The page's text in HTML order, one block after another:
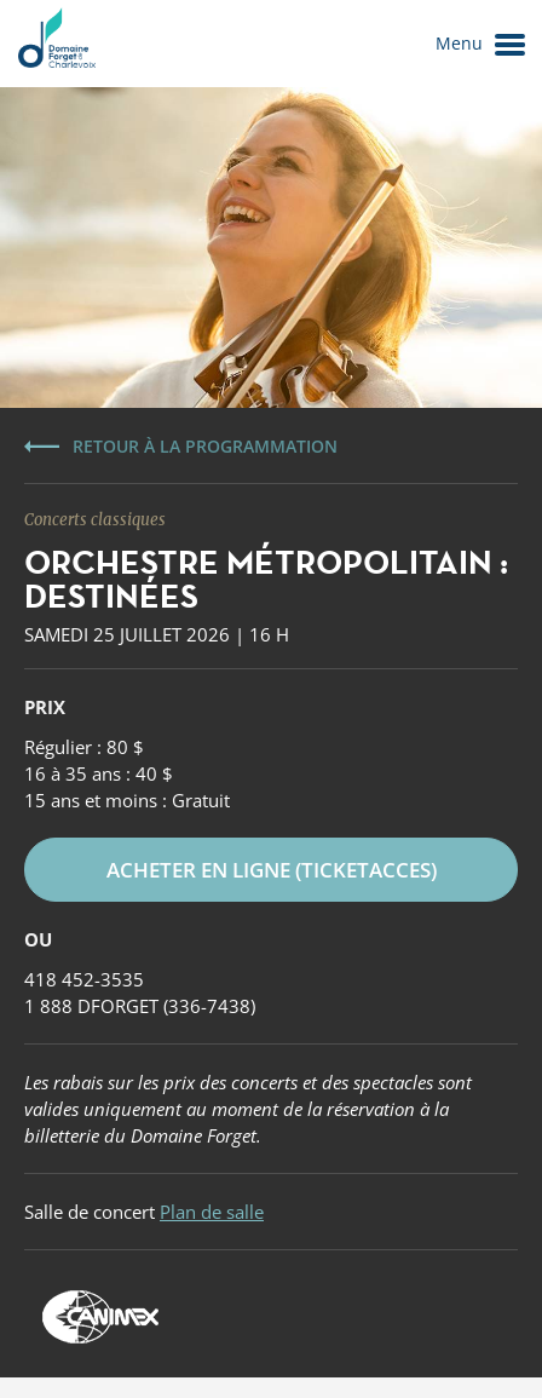
Forget
Menu
RETOUR À LA PROGRAMMATION
Concerts classiques
ORCHESTRE MÉTROPOLITAIN :
DESTINÉES
SAMEDI 25 JUILLET 2026 | 16 H
PRIX
Régulier : 80 $
16 à 35 ans : 40 $
15 ans et moins : Gratuit
ACHETER EN LIGNE (TICKETACCES)
OU
418 452-3535
1 888 DFORGET (336-7438)
Les rabais sur les prix des concerts et des spectacles sont
valides uniquement au moment de la réservation à la
billetterie du Domaine Forget.
Salle de concert Plan de salle